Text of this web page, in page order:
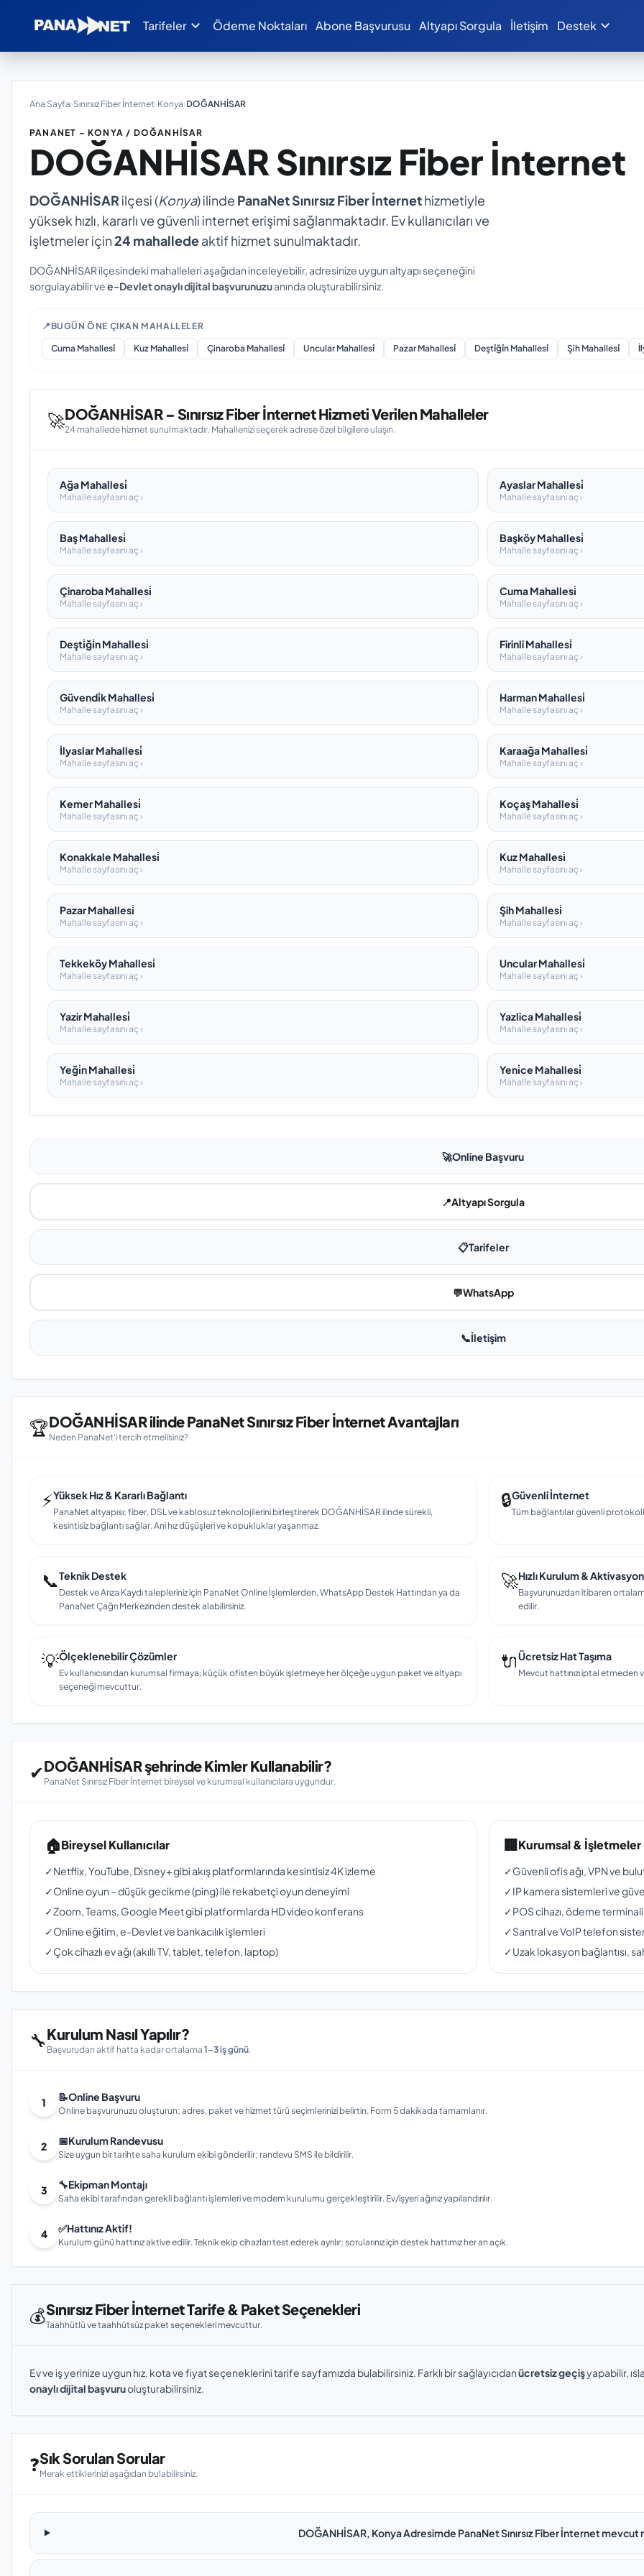
Tarifeler expand_more Ödeme Noktaları Abone Başvurusu Altyapı Sorgula İletişim Destek expand_more
Ana Sayfa›Sınırsız Fiber İnternet›Konya›DOĞANHİSAR
PANANET – KONYA / DOĞANHİSAR
DOĞANHİSARSınırsız Fiber İnternet
DOĞANHİSAR ilçesi (Konya) ilinde PanaNet Sınırsız Fiber İnternethizmetiyle
yüksek hızlı, kararlı ve güvenli internet erişimi sağlanmaktadır. Ev kullanıcıları ve
işletmeler için24 mahalledeaktif hizmet sunulmaktadır.
DOĞANHİSAR ilçesindeki mahalleleri aşağıdan inceleyebilir, adresinize uygun altyapı seçeneğini
sorgulayabilir vee-Devlet onaylı dijital başvurunuzuanında oluşturabilirsiniz.
📍 BUGÜN ÖNE ÇIKAN MAHALLELER
Cuma Mahallesi̇ Kuz Mahallesi̇ Çinaroba Mahallesi̇ Uncular Mahallesi̇ Pazar Mahallesi̇ Deşti̇ği̇n Mahallesi̇ Şih Mahallesi̇
🚀DOĞANHİSAR – Sınırsız Fiber İnternet Hizmeti Verilen Mahalleler
24 mahallede hizmet sunulmaktadır. Mahallenizi seçerek adrese özel bilgilere ulaşın.
Ağa Mahallesi̇
Mahalle sayfasını aç ›
Ayaslar Mahallesi̇
Mahalle sayfasını aç ›
Baş Mahallesi̇
Mahalle sayfasını aç ›
Başköy Mahallesi̇
Mahalle sayfasını aç ›
Çinaroba Mahallesi̇
Mahalle sayfasını aç ›
Cuma Mahallesi̇
Mahalle sayfasını aç ›
Deşti̇ği̇n Mahallesi̇
Mahalle sayfasını aç ›
Firinli Mahallesi̇
Mahalle sayfasını aç ›
Güvendi̇k Mahallesi̇
Mahalle sayfasını aç ›
Harman Mahallesi̇
Mahalle sayfasını aç ›
İlyaslar Mahallesi̇
Mahalle sayfasını aç ›
Karaağa Mahallesi̇
Mahalle sayfasını aç ›
Kemer Mahallesi̇
Mahalle sayfasını aç ›
Koçaş Mahallesi̇
Mahalle sayfasını aç ›
Konakkale Mahallesi̇
Mahalle sayfasını aç ›
Kuz Mahallesi̇
Mahalle sayfasını aç ›
Pazar Mahallesi̇
Mahalle sayfasını aç ›
Şih Mahallesi̇
Mahalle sayfasını aç ›
Tekkeköy Mahallesi̇
Mahalle sayfasını aç ›
Uncular Mahallesi̇
Mahalle sayfasını aç ›
Yazir Mahallesi̇
Mahalle sayfasını aç ›
Yazlica Mahallesi̇
Mahalle sayfasını aç ›
Yeği̇n Mahallesi̇
Mahalle sayfasını aç ›
Yeni̇ce Mahallesi̇
Mahalle sayfasını aç ›
🚀Online Başvuru
📍Altyapı Sorgula
📋Tarifeler
💬WhatsApp
📞İletişim
🏆DOĞANHİSAR ilinde PanaNet Sınırsız Fiber İnternet Avantajları
Neden PanaNet'i tercih etmelisiniz?
⚡Yüksek Hız & Kararlı Bağlantı
PanaNet altyapısı; fiber, DSL ve kablosuz teknolojilerini birleştirerek DOĞANHİSAR ilinde sürekli,
kesintisiz bağlantı sağlar. Ani hız düşüşleri ve kopukluklar yaşanmaz.
🔒Güvenli İnternet
Tüm bağlantılar güvenli
📞Teknik Destek
Destek ve Arıza Kaydı talepleriniz için PanaNet Online İşlemlerden, WhatsApp Destek Hattından ya da
PanaNet Çağrı Merkezinden destek alabilirsiniz.
🚀Hızlı Kurulum & Aktivasyon
Başvurunuzdan itibaren
edilir.
💡Ölçeklenebilir Çözümler
Ev kullanıcısından kurumsal firmaya, küçük ofisten büyük işletmeye her ölçeğe uygun paket ve altyapı
seçeneği mevcuttur.
🔌Ücretsiz Hat Taşıma
Mevcut hattınızı iptal
✔DOĞANHİSAR şehrinde Kimler Kullanabilir?
PanaNet Sınırsız Fiber İnternet bireysel ve kurumsal kullanıcılara uygundur.
🏠Bireysel Kullanıcılar
✓Netflix, YouTube, Disney+ gibi akış platformlarında kesintisiz 4K izleme
✓Online oyun – düşük gecikme (ping) ile rekabetçi oyun deneyimi
✓Zoom, Teams, Google Meet gibi platformlarda HD video konferans
✓Online eğitim, e-Devlet ve bankacılık işlemleri
✓Çok cihazlı ev ağı (akıllı TV, tablet, telefon, laptop)
🏢Kurumsal & İşletmeler
✓Güvenli ofis ağı, VPN ve
✓IP kamera sistemleri ve
✓POS cihazı, ödeme
✓Santral ve VoIP telefon
✓Uzak lokasyon bağlantısı,
🔧Kurulum Nasıl Yapılır?
Başvurudan aktif hatta kadar ortalama 1–3 iş günü.
1 📝Online Başvuru
Online başvurunuzu oluşturun; adres, paket ve hizmet türü seçimlerinizi belirtin. Form 5 dakikada tamamlanır.
2 📅Kurulum Randevusu
Size uygun bir tarihte saha kurulum ekibi gönderilir; randevu SMS ile bildirilir.
3 🔧Ekipman Montajı
Saha ekibi tarafından gerekli bağlantı işlemleri ve modem kurulumu gerçekleştirilir. Ev/işyeri ağınız yapılandırılır.
4 ✅Hattınız Aktif!
Kurulum günü hattınız aktive edilir. Teknik ekip cihazları test ederek ayrılır; sorularınız için destek hattımız her an açık.
💰Sınırsız Fiber İnternet Tarife & Paket Seçenekleri
Taahhütlü ve taahhütsüz paket seçenekleri mevcuttur.
Ev ve iş yerinize uygun hız, kota ve fiyat seçeneklerini tarife sayfamızda bulabilirsiniz. Farklı bir sağlayıcıdanücretsiz geçişyapabilir,
onaylı dijital başvuruoluşturabilirsiniz.
❓Sık Sorulan Sorular
Merak ettiklerinizi aşağıdan bulabilirsiniz.
DOĞANHİSAR, Konya Adresimde PanaNet Sınırsız Fiber İnternet mevcut